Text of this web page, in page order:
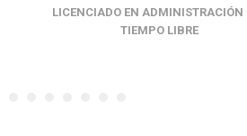
LICENCIADO EN ADMINISTRACIÓN
TIEMPO LIBRE